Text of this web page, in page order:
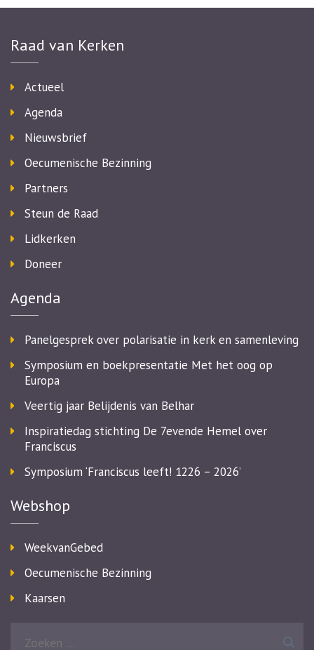
Raad van Kerken
Actueel
Agenda
Nieuwsbrief
Oecumenische Bezinning
Partners
Steun de Raad
Lidkerken
Doneer
Agenda
Panelgesprek over polarisatie in kerk en samenleving
Symposium en boekpresentatie Met het oog op
Europa
Veertig jaar Belijdenis van Belhar
Inspiratiedag stichting De 7evende Hemel over
Franciscus
Symposium ‘Franciscus leeft! 1226 – 2026’
Webshop
WeekvanGebed
Oecumenische Bezinning
Kaarsen